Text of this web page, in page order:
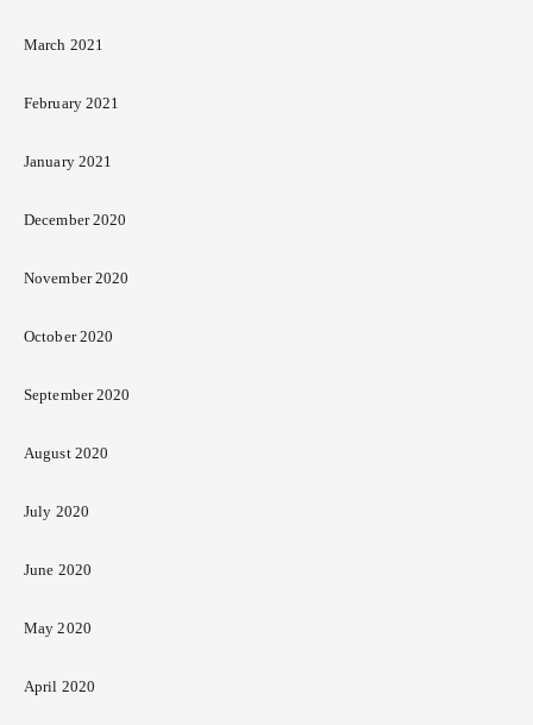
March 2021
February 2021
January 2021
December 2020
November 2020
October 2020
September 2020
August 2020
July 2020
June 2020
May 2020
April 2020